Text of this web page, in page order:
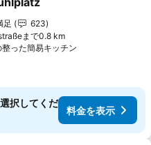
示
ランク
足
623
まで0.8 km
った簡易キッチン
択してくだ
料金を表示